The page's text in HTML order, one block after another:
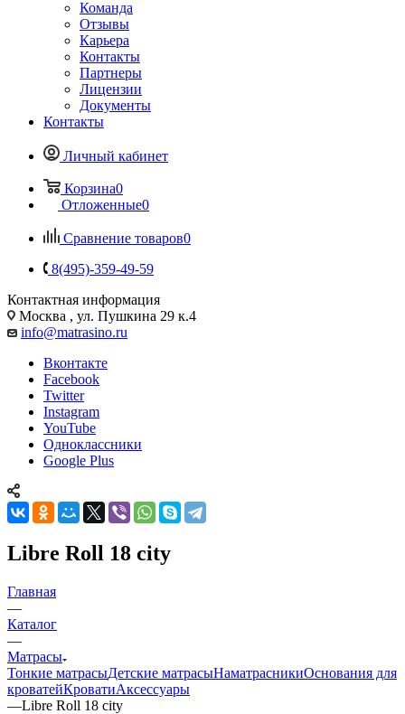
Команда
Отзывы
Карьера
Контакты
Партнеры
Лицензии
Документы
Контакты
Личный кабинет
Корзина0
Отложенные0
Сравнение товаров0
8(495)-359-49-59
Контактная информация
Москва , ул. Пушкина 29 к.4
info@matrasino.ru
Вконтакте
Facebook
Twitter
Instagram
YouTube
Одноклассники
Google Plus
Libre Roll 18 city
Главная
—
Каталог
—
Матрасы
Тонкие матрасыДетские матрасыНаматрасникиОснования для
кроватейКроватиАксессуары
—Libre Roll 18 city